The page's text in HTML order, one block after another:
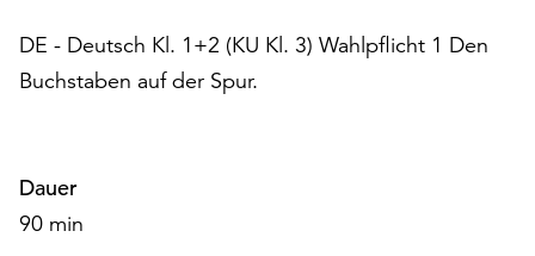
Seite
die
Schaltfläche
Verfügung.
Funktionale
DE - Deutsch Kl. 1+2 (KU Kl. 3) Wahlpflicht 1 Den
Buchstaben auf der Spur.
Dauer
90 min